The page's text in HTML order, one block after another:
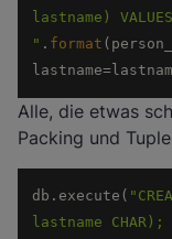
lastname)
" . format
Alle, die etwas
Packing und
db.execute(
lastname CHAR);